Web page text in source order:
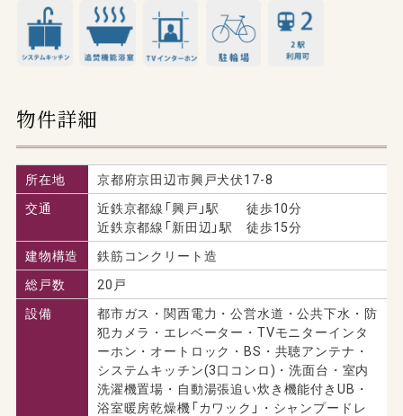
物件詳細
所在地
京都府京田辺市興戸犬伏17-8
交通
近鉄京都線「興戸」駅 徒歩10分
近鉄京都線「新田辺」駅 徒歩15分
建物構造
鉄筋コンクリート造
総戸数
20戸
設備
都市ガス・関西電力・公営水道・公共下水・防
犯カメラ・エレベーター・TVモニターインタ
ーホン・オートロック・BS・共聴アンテナ・
システムキッチン(3口コンロ)・洗面台・室内
洗濯機置場・自動湯張追い炊き機能付きUB・
浴室暖房乾燥機「カワック」・シャンプードレ